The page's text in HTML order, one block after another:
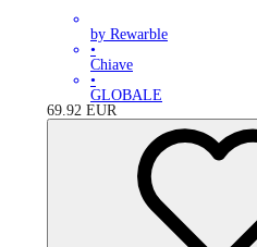
by Rewarble
•
Chiave
•
GLOBALE
69.92 EUR